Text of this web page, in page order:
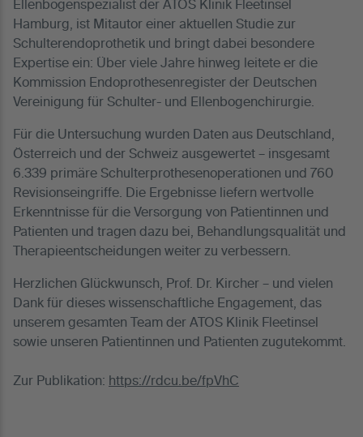
Ellenbogenspezialist der ATOS Klinik Fleetinsel
Hamburg, ist Mitautor einer aktuellen Studie zur
Schulterendoprothetik und bringt dabei besondere
Expertise ein: Über viele Jahre hinweg leitete er die
Kommission Endoprothesenregister der Deutschen
Vereinigung für Schulter- und Ellenbogenchirurgie.
Für die Untersuchung wurden Daten aus Deutschland,
Österreich und der Schweiz ausgewertet – insgesamt
6.339 primäre Schulterprothesenoperationen und 760
Revisionseingriffe. Die Ergebnisse liefern wertvolle
Erkenntnisse für die Versorgung von Patientinnen und
Patienten und tragen dazu bei, Behandlungsqualität und
Therapieentscheidungen weiter zu verbessern.
Herzlichen Glückwunsch, Prof. Dr. Kircher – und vielen
Dank für dieses wissenschaftliche Engagement, das
unserem gesamten Team der ATOS Klinik Fleetinsel
sowie unseren Patientinnen und Patienten zugutekommt.
Zur Publikation: https://rdcu.be/fpVhC